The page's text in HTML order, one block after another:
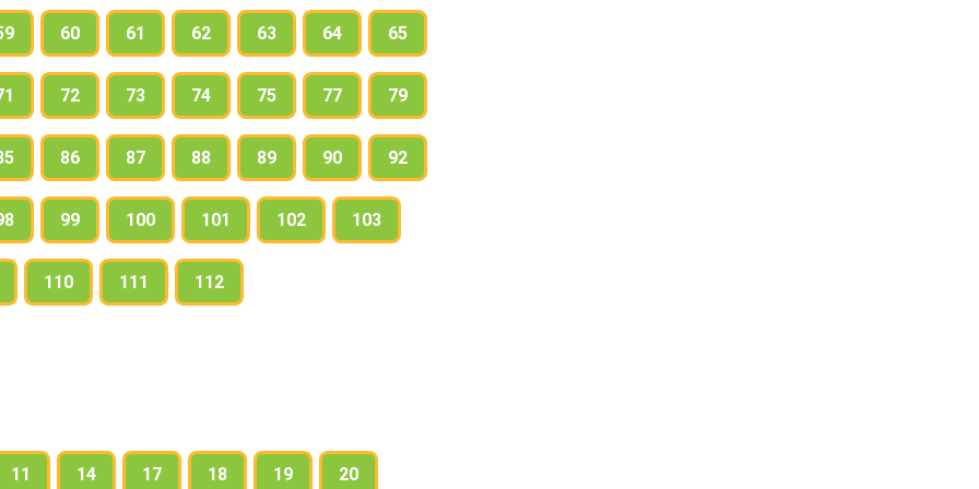
words they are:
60 61 62 63 64 65
72 73 74 75 77 79
86 87 88 89 90 92
99 100 101 102 103
110 111 112
11 14 17 18 19 20